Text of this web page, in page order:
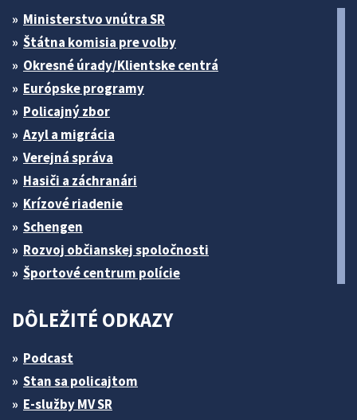
Ministerstvo vnútra SR
Štátna komisia pre volby
Okresné úrady/Klientske centrá
Európske programy
Policajný zbor
Azyl a migrácia
Verejná správa
Hasiči a záchranári
Krízové riadenie
Schengen
Rozvoj občianskej spoločnosti
Športové centrum polície
DÔLEŽITÉ ODKAZY
Podcast
Stan sa policajtom
E-služby MV SR